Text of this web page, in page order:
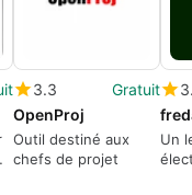
3.3
Gratuit
OpenProj
Outil destiné aux
chefs de projet
Un